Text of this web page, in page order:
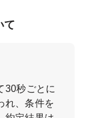
て
30秒ごとに
れ、条件を